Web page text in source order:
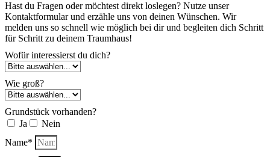
Hast du Fragen oder möchtest direkt loslegen? Nutze unser
Kontaktformular und erzähle uns von deinen Wünschen. Wir
melden uns so schnell wie möglich bei dir und begleiten dich Schritt
für Schritt zu deinem Traumhaus!
Wofür interessierst du dich?
Wie groß?
Grundstück vorhanden?
Ja
Nein
Name*